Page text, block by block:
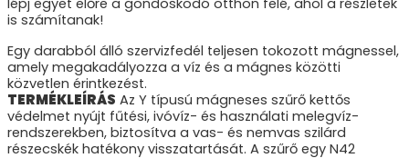
is számítanak!
Egy darabból álló szervizfedél teljesen tokozott mágnessel,
amely megakadályozza a víz és a mágnes közötti
közvetlen érintkezést.
TERMÉKLEÍRÁS Az Y típusú mágneses szűrő kettős
védelmet nyújt fűtési, ivóvíz- és használati melegvíz-
rendszerekben, biztosítva a vas- és nemvas szilárd
részecskék hatékony visszatartását. A szűrő egy N42